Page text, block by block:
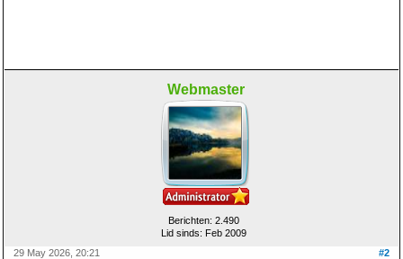
Webmaster
Berichten: 2.490
Lid sinds: Feb 2009
#2
29 May 2026, 20:21